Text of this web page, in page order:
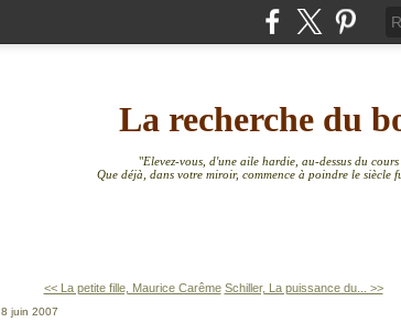
La recherche du
"Elevez-vous, d'une aile hardie, au-dessus du cours
Que déjà, dans votre miroir, commence à poindre le siècle
<< La petite fille, Maurice Carême Schiller, La puissance du... >>
8 juin 2007